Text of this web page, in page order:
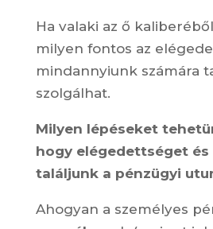
Ha valaki az ő
milyen fontos az
mindannyiunk számára
szolgálhat.
Milyen lépéseket
hogy elégedettséget
találjunk a pénzügyi
Ahogyan a személyes